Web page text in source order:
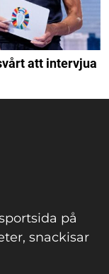
att intervjua
på
snackisar